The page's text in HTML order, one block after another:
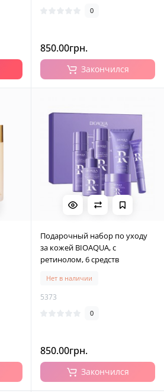
0
850.00грн.
Закончился
Подарочный набор по уходу
за кожей BIOAQUA, с
ретинолом, 6 средств
Нет в наличии
5373
0
850.00грн.
Закончился